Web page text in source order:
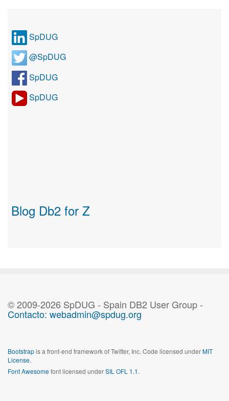
SpDUG
@SpDUG
SpDUG
SpDUG
Blog Db2 for Z
© 2009-2026 SpDUG - Spain DB2 User Group -
Contacto: webadmin@spdug.org
Bootstrapis a front-end framework of Twitter, Inc. Code licensed underMIT
License.
Font Awesomefont licensed underSIL OFL 1.1.